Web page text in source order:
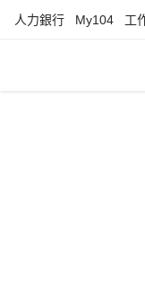
人力銀行 My104 工